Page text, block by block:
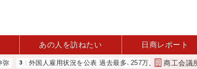
あの人を訪ねたい 日商レポート
外国人雇用状況を公表 過去最多、257万人に 厚労省 に
商工会議